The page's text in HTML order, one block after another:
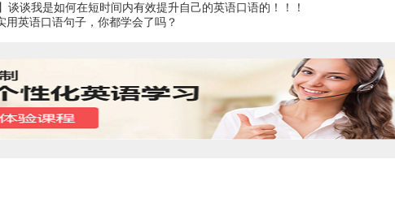
谈谈我是如何在短时间内有效提升自己的英语口语的！！！
用英语口语句子，你都学会了吗？